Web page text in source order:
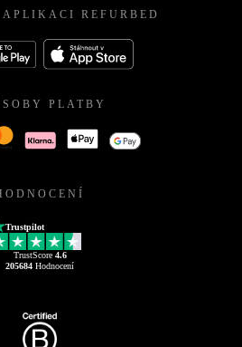
REFURBED
PLATBY
Trustpilot
TrustScore 4.6
205684 Hodnocení